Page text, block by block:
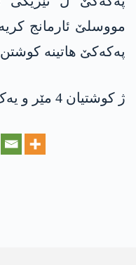
پەکەکێ ھاتینە
ژ کوشتیان 4 مێر و یەک ژی ژنە.